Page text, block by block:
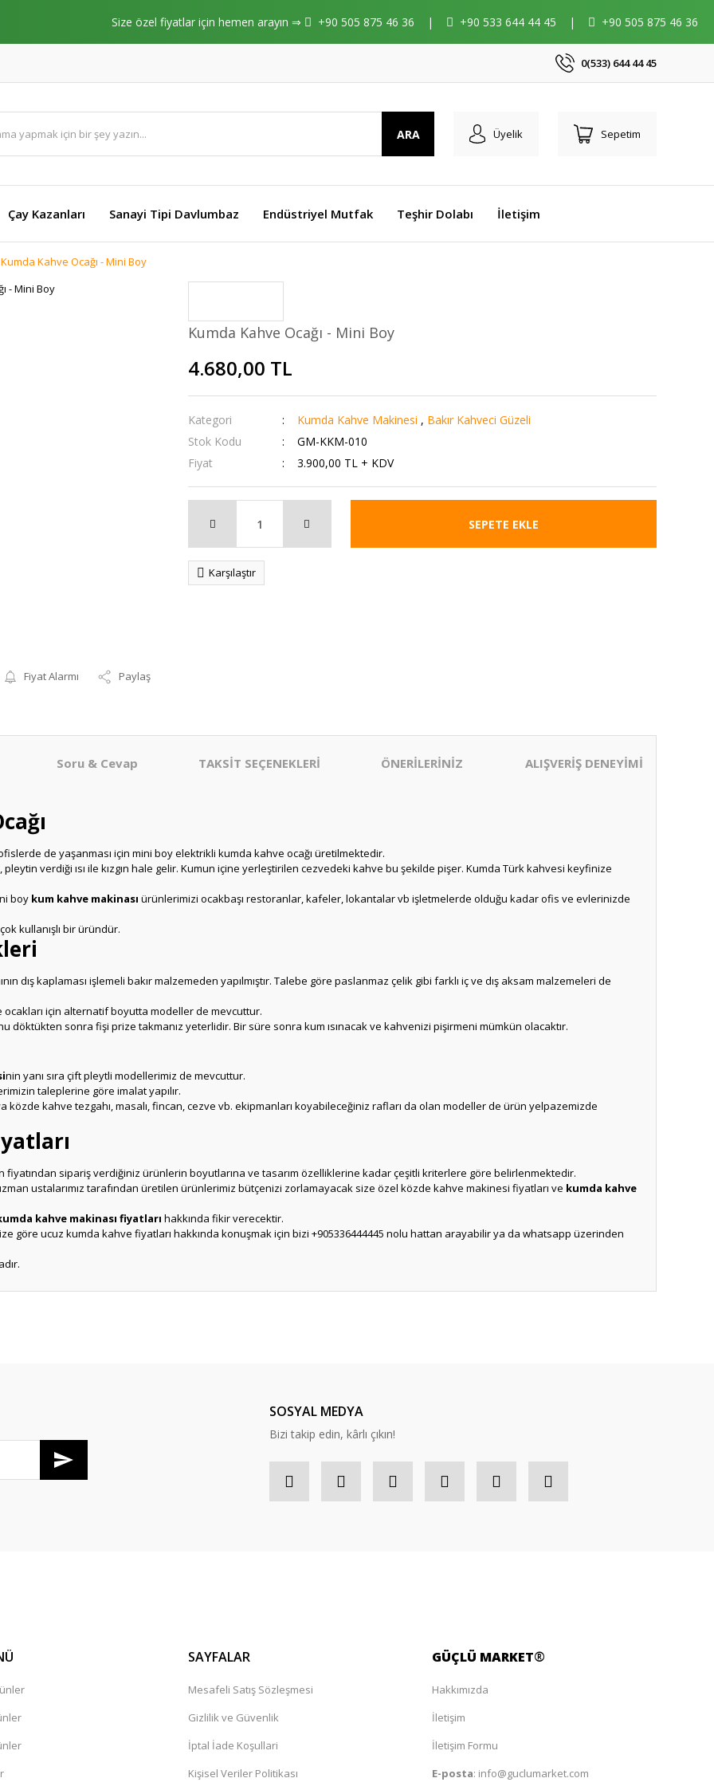
Size özel fiyatlar için hemen arayın ⇒ +90 505 875 46 36 | +90 533 644 44 45 | +90 505 875 46 36
0(533) 644 44 45
ARA Üyelik Sepetim
Çay Kazanları Sanayi Tipi Davlumbaz Endüstriyel Mutfak Teşhir Dolabı İletişim
Kumda Kahve Ocağı - Mini Boy
Fiyat Alarmı Paylaş
Kumda Kahve Ocağı - Mini Boy
4.680,00 TL
Kategori Kumda Kahve Makinesi , Bakır Kahveci Güzeli
Stok Kodu
GM-KKM-010
Fiyat
3.900,00 TL + KDV
SEPETE EKLE
Karşılaştır
Soru & Cevap TAKSİT SEÇENEKLERİ ÖNERİLERİNİZ ALIŞVERİŞ DENEYİMİ
de yaşanması için mini boy elektrikli kumda kahve ocağı üretilmektedir.
verdiği ısı ile kızgın hale gelir. Kumun içine yerleştirilen cezvedeki kahve bu şekilde pişer. Kumda Türk kahvesi keyfinize
boy kum kahve makinası ürünlerimizi ocakbaşı restoranlar, kafeler, lokantalar vb işletmelerde olduğu kadar ofis ve evlerinizde
kullanışlı bir üründür.
dış kaplaması işlemeli bakır malzemeden yapılmıştır. Talebe göre paslanmaz çelik gibi farklı iç ve dış aksam malzemeleri de
için alternatif boyutta modeller de mevcuttur.
sonra fişi prize takmanız yeterlidir. Bir süre sonra kum ısınacak ve kahvenizi pişirmeni mümkün olacaktır.
nin yanı sıra çift pleytli modellerimiz de mevcuttur.
taleplerine göre imalat yapılır.
kahve tezgahı, masalı, fincan, cezve vb. ekipmanları koyabileceğiniz rafları da olan modeller de ürün yelpazemizde
fiyatından sipariş verdiğiniz ürünlerin boyutlarına ve tasarım özelliklerine kadar çeşitli kriterlere göre belirlenmektedir.
ustalarımız tarafından üretilen ürünlerimiz bütçenizi zorlamayacak size özel közde kahve makinesi fiyatları ve kumda kahve
kahve makinası fiyatları hakkında fikir verecektir.
göre ucuz kumda kahve fiyatları hakkında konuşmak için bizi +905336444445 nolu hattan arayabilir ya da whatsapp üzerinden
SOSYAL MEDYA
Bizi takip edin, kârlı çıkın!
SAYFALAR
Mesafeli Satış Sözleşmesi
Gizlilik ve Güvenlik
İptal İade Koşullari
Kişisel Veriler Politikası
GÜÇLÜ MARKET®
Hakkımızda
İletişim
İletişim Formu
E-posta: info@guclumarket.com